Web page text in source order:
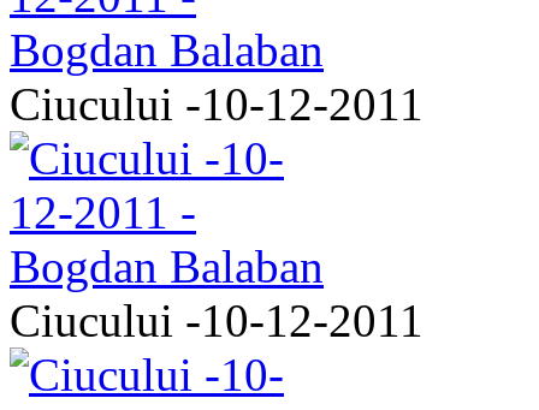
Ciucului -10-12-2011
Ciucului -10-12-2011